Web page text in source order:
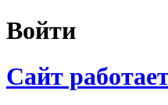
Войти
Сайт